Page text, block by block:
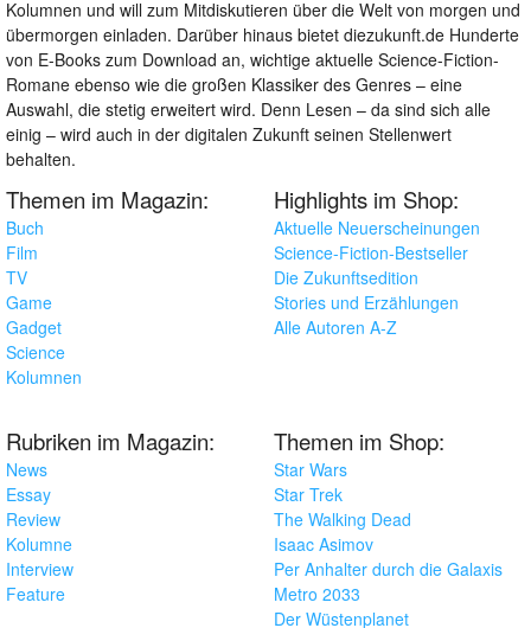
Kolumnen und will zum Mitdiskutieren über die Welt von morgen und
übermorgen einladen. Darüber hinaus bietet diezukunft.de Hunderte
von E-Books zum Download an, wichtige aktuelle Science-Fiction-
Romane ebenso wie die großen Klassiker des Genres – eine
Auswahl, die stetig erweitert wird. Denn Lesen – da sind sich alle
einig – wird auch in der digitalen Zukunft seinen Stellenwert
behalten.
Themen im Magazin:
Buch
Film
TV
Game
Gadget
Science
Kolumnen
Highlights im Shop:
Aktuelle Neuerscheinungen
Science-Fiction-Bestseller
Die Zukunftsedition
Stories und Erzählungen
Alle Autoren A-Z
Rubriken im Magazin:
News
Essay
Review
Kolumne
Interview
Feature
Themen im Shop:
Star Wars
Star Trek
The Walking Dead
Isaac Asimov
Per Anhalter durch die Galaxis
Metro 2033
Der Wüstenplanet